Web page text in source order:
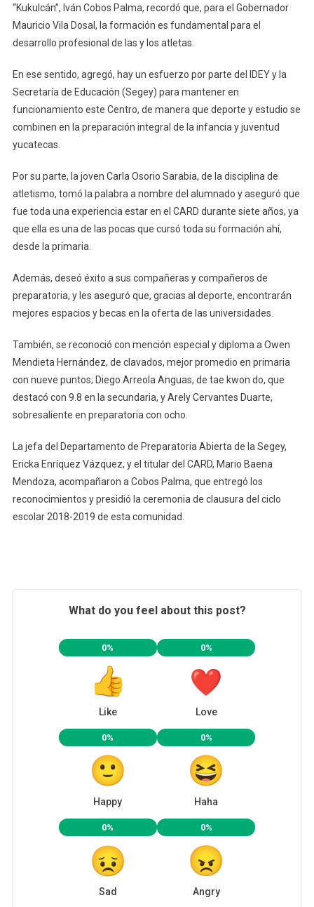
“Kukulcán”, Iván Cobos Palma, recordó que, para el Gobernador
Mauricio Vila Dosal, la formación es fundamental para el
desarrollo profesional de las y los atletas.
En ese sentido, agregó, hay un esfuerzo por parte del IDEY y la
Secretaría de Educación (Segey) para mantener en
funcionamiento este Centro, de manera que deporte y estudio se
combinen en la preparación integral de la infancia y juventud
yucatecas.
Por su parte, la joven Carla Osorio Sarabia, de la disciplina de
atletismo, tomó la palabra a nombre del alumnado y aseguró que
fue toda una experiencia estar en el CARD durante siete años, ya
que ella es una de las pocas que cursó toda su formación ahí,
desde la primaria.
Además, deseó éxito a sus compañeras y compañeros de
preparatoria, y les aseguró que, gracias al deporte, encontrarán
mejores espacios y becas en la oferta de las universidades.
También, se reconoció con mención especial y diploma a Owen
Mendieta Hernández, de clavados, mejor promedio en primaria
con nueve puntos; Diego Arreola Anguas, de tae kwon do, que
destacó con 9.8 en la secundaria, y Arely Cervantes Duarte,
sobresaliente en preparatoria con ocho.
La jefa del Departamento de Preparatoria Abierta de la Segey,
Ericka Enríquez Vázquez, y el titular del CARD, Mario Baena
Mendoza, acompañaron a Cobos Palma, que entregó los
reconocimientos y presidió la ceremonia de clausura del ciclo
escolar 2018-2019 de esta comunidad.
What do you feel about this post?
0%
Like
0%
Love
0%
Happy
0%
Haha
0%
Sad
0%
Angry